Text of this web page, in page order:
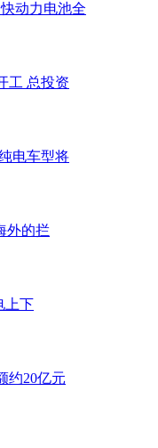
动力电池全
工 总投资
电车型将
外的拦
上下
约20亿元